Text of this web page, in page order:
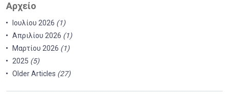
Αρχείο
Ιουλίου 2026 (1)
Απριλίου 2026 (1)
Μαρτίου 2026 (1)
2025 (5)
Older Articles (27)